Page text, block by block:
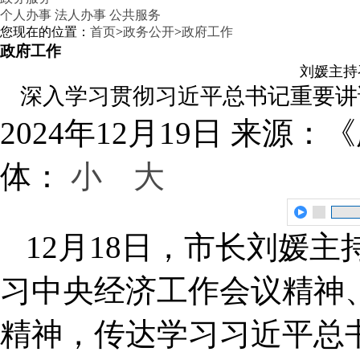
个人办事 法人办事 公共服务
您现在的位置： 首页>政务公开>政府工作
政府工作
刘媛主
深入学习贯彻习近平总书记重要
2024年12月19日 来源：
体： 小 大
12月18日，市长刘媛主
习中央经济工作会议精神
精神，传达学习习近平总